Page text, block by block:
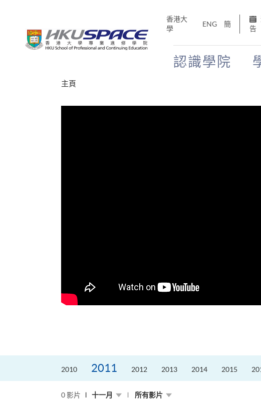
香港大
學
ENG 簡
告
認識學院
主頁
2010 2011 2012 2013 2014 2015
0 影片 十一月 所有影片